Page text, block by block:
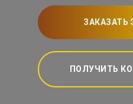
ЗАКАЗАТЬ
ПОЛУЧИТЬ